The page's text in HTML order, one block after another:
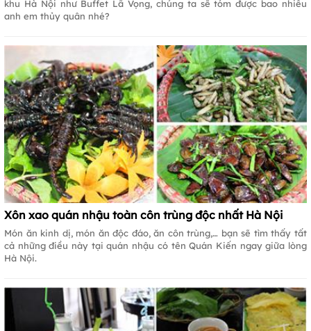
khu Hà Nội như Buffet Lã Vọng, chúng ta sẽ tóm được bao nhiêu
anh em thủy quân nhé?
Xôn xao quán nhậu toàn côn trùng độc nhất Hà Nội
Món ăn kinh dị, món ăn độc đáo, ăn côn trùng,… bạn sẽ tìm thấy tất
cả những điều này tại quán nhậu có tên Quán Kiến ngay giữa lòng
Hà Nội.